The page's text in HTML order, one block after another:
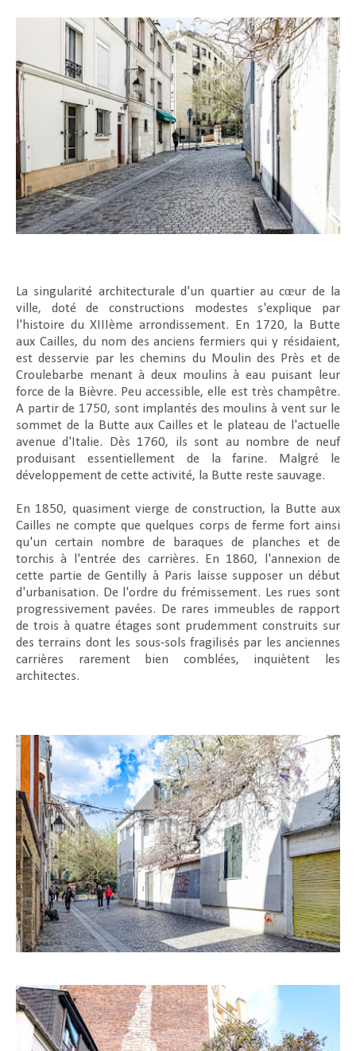
La singularité architecturale d'un quartier au cœur de la
ville, doté de constructions modestes s'explique par
l'histoire du XIIIème arrondissement. En 1720, la Butte
aux Cailles, du nom des anciens fermiers qui y résidaient,
est desservie par les chemins du Moulin des Près et de
Croulebarbe menant à deux moulins à eau puisant leur
force de la Bièvre. Peu accessible, elle est très champêtre.
A partir de 1750, sont implantés des moulins à vent sur le
sommet de la Butte aux Cailles et le plateau de l'actuelle
avenue d'Italie. Dès 1760, ils sont au nombre de neuf
produisant essentiellement de la farine. Malgré le
développement de cette activité, la Butte reste sauvage.
En 1850, quasiment vierge de construction, la Butte aux
Cailles ne compte que quelques corps de ferme fort ainsi
qu'un certain nombre de baraques de planches et de
torchis à l'entrée des carrières. En 1860, l'annexion de
cette partie de Gentilly à Paris laisse supposer un début
d'urbanisation. De l'ordre du frémissement. Les rues sont
progressivement pavées. De rares immeubles de rapport
de trois à quatre étages sont prudemment construits sur
des terrains dont les sous-sols fragilisés par les anciennes
carrières rarement bien comblées, inquiètent les
architectes.